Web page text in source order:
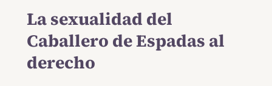
La sexualidad del
Caballero de Espadas al
derecho